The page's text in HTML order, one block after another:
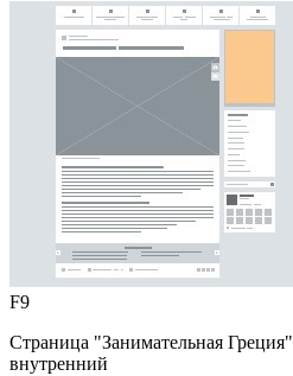
F9
Страница "Занимательная Греция"
внутренний